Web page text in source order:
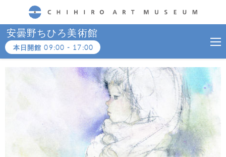
CHIHIRO ART MUSEUM
安曇野ちひろ美術館
本日開館09:00 - 17:00